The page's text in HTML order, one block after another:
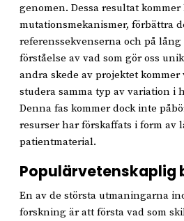
genomen. Dessa resultat
mutationsmekanismer, förbättra
referenssekvenserna och på
förståelse av vad som gör oss
andra skede av projektet
studera samma typ av variation i
Denna fas kommer dock inte
resurser har förskaffats i form av
patientmaterial.
Populärvetenskaplig
En av de största utmaningarna
forskning är att första vad som